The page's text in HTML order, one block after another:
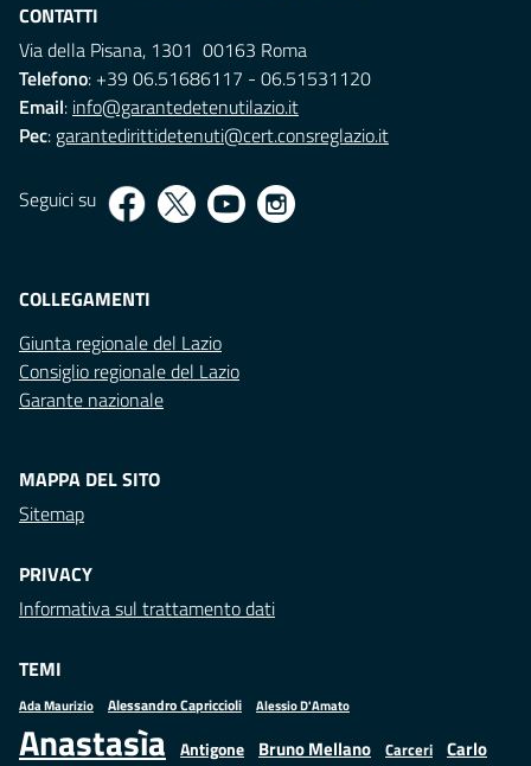
CONTATTI
Via della Pisana, 1301 00163 Roma
Telefono: +39 06.51686117 - 06.51531120
Email: info@garantedetenutilazio.it
Pec: garantedirittidetenuti@cert.consreglazio.it
Seguici su
COLLEGAMENTI
Giunta regionale del Lazio
Consiglio regionale del Lazio
Garante nazionale
MAPPA DEL SITO
Sitemap
PRIVACY
Informativa sul trattamento dati
TEMI
Ada Maurizio Alessandro Capriccioli Alessio D'Amato
Anastasìa Antigone Bruno Mellano Carceri Carlo